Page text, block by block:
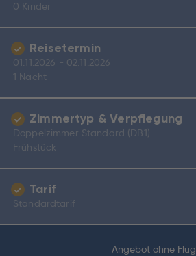
Angebot ohne Flug
0 Kinder
Reisetermin
01.11.2026 - 02.11.2026
1 Nacht
Zimmertyp & Verpflegung
Doppelzimmer Standard (DB1)
Frühstück
Tarif
Standardtarif